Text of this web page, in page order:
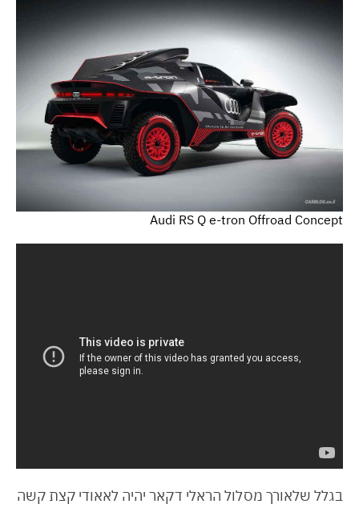
Audi RS Q e-tron Offroad Concept
בגלל שלאורך מסלול הראלי דקאר יהיה לאאודי קצת קשה